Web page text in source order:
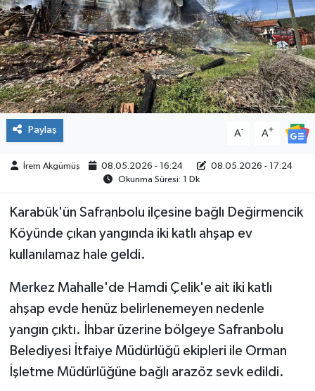
Paylaş A- A+
İrem Akgümüş 08.05.2026 - 16:24
08.05.2026 - 17:24
Okunma Süresi: 1 Dk
Karabük'ün Safranbolu ilçesine bağlı Değirmencik
Köyünde çıkan yangında iki katlı ahşap ev
kullanılamaz hale geldi.
Merkez Mahalle'de Hamdi Çelik'e ait iki katlı
ahşap evde henüz belirlenemeyen nedenle
yangın çıktı. İhbar üzerine bölgeye Safranbolu
Belediyesi İtfaiye Müdürlüğü ekipleri ile Orman
İşletme Müdürlüğüne bağlı arazöz sevk edildi.
İLÇELER
RESMİ İLANLAR
KÜLTÜR
TURİZM
MAGAZİN
BİLİM&TEKNOLOJİ
TÜRKİYE
DÜNYA